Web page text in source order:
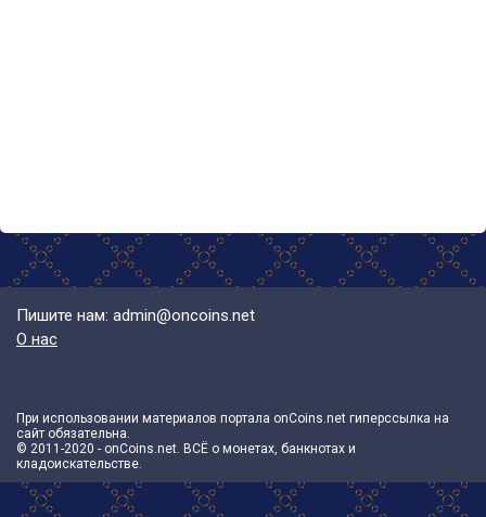
Пишите нам: admin@oncoins.net
О нас
При использовании материалов портала onCoins.net гиперссылка на
сайт обязательна.
© 2011-2020 - onCoins.net. ВСЁ о монетах, банкнотах и
кладоискательстве.